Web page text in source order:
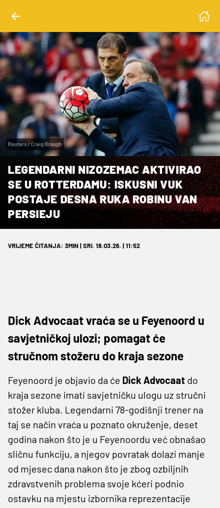
Reuters / Craig Brough
LEGENDARNI NIZOZEMAC AKTIVIRAO
SE U ROTTERDAMU: ISKUSNI VUK
POSTAJE DESNA RUKA ROBINU VAN
PERSIEJU
VRIJEME ČITANJA: 3MIN | SRI. 18.03.26. | 11:52
Dick Advocaat vraća se u Feyenoord u
savjetničkoj ulozi; pomagat će
stručnom stožeru do kraja sezone
Feyenoord je objavio da će Dick Advocaat do
kraja sezone imati savjetničku ulogu uz stručni
stožer kluba. Legendarni 78-godišnji trener na
taj se način vraća u poznato okruženje, deset
godina nakon što je u Feyenoordu već obnašao
sličnu funkciju, a njegov povratak dolazi manje
od mjesec dana nakon što je zbog ozbiljnih
zdravstvenih problema svoje kćeri podnio
ostavku na mjestu izbornika reprezentacije